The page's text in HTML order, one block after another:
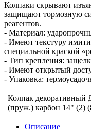
Колпаки скрывают
защищают тормозную
реагентов.
- Материал:
- Имеют текстуру
специальной краской
- Тип крепления:
- Имеют открытый
- Упаковка:
Колпак
(пруж.) карбон 14" (2)
Описание